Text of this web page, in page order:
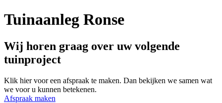
Tuinaanleg Ronse
Wij horen graag over uw volgende
tuinproject
Klik hier voor een afspraak te maken. Dan bekijken we samen wat
we voor u kunnen betekenen.
Afspraak maken